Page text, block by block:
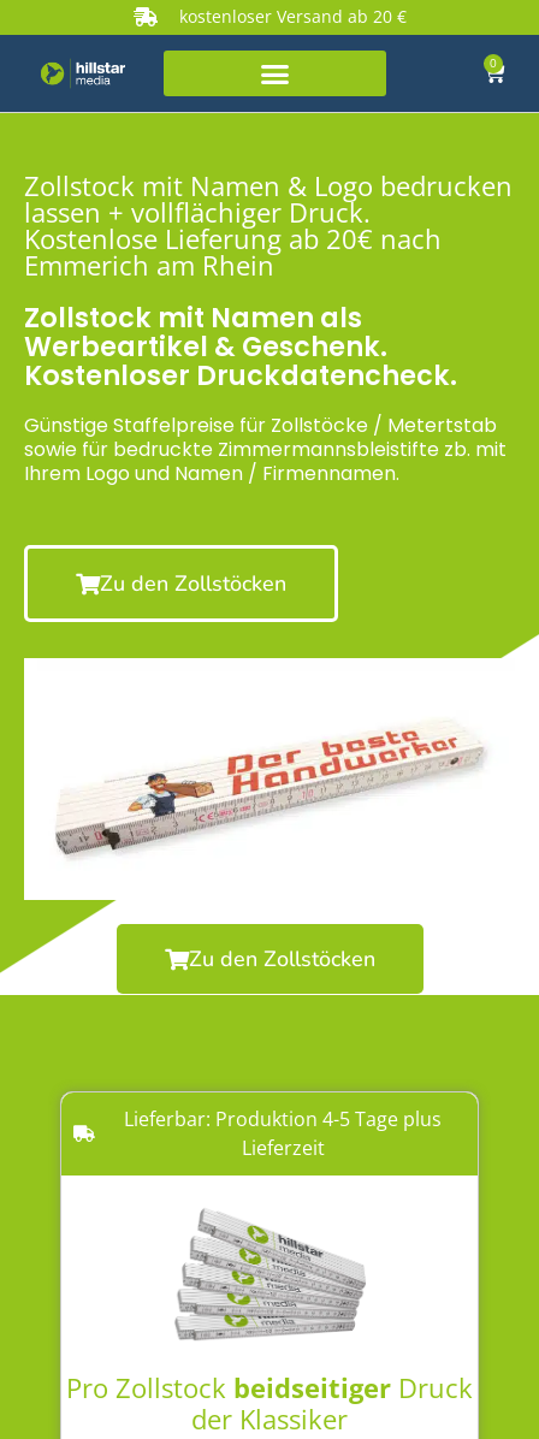
kostenloser Versand ab 20 €
0
Zollstock mit Namen & Logo bedrucken
lassen + vollflächiger Druck.
Kostenlose Lieferung ab 20€ nach
Emmerich am Rhein
Zollstock mit Namen als
Werbeartikel & Geschenk.
Kostenloser Druckdatencheck.
Günstige Staffelpreise für Zollstöcke / Metertstab
sowie für bedruckte Zimmermannsbleistifte zb. mit
Ihrem Logo und Namen / Firmennamen.
Zu den Zollstöcken
Zu den Zollstöcken
Lieferbar: Produktion 4-5 Tage plus
Lieferzeit
Pro Zollstock beidseitiger Druck
der Klassiker